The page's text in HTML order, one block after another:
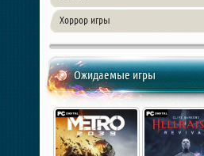
Хоррор игры
Ожидаемые игры